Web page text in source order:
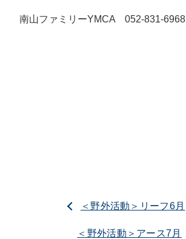
南山ファミリーYMCA 052-831-6968
＜野外活動＞リーフ6月
＜野外活動＞アース7月